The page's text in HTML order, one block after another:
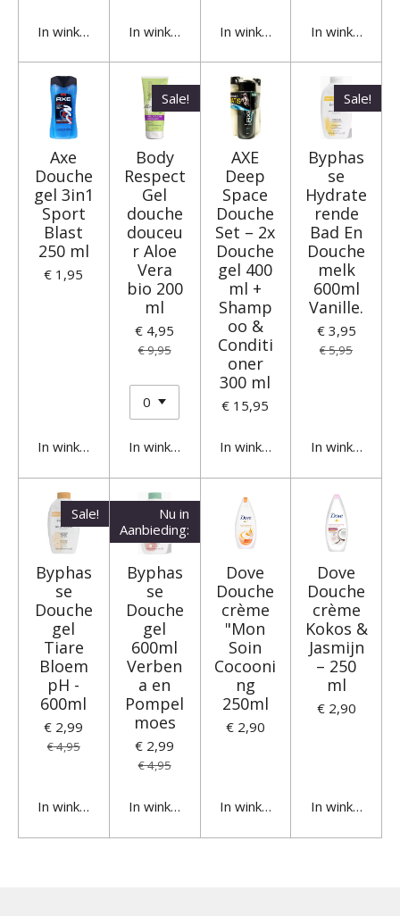
In winkelwagenIn winkelwagenIn winkelwagenIn
Axe
Douche
gel 3in1
Sport
Blast
250 ml
€ 1,95
In winkelwagen
Sale!
Body
Respect
Gel
douche
douceu
r Aloe
Vera
bio 200
ml
€ 4,95
€ 9,95
In winkelwagen
AXE
Deep
Space
Douche
Set – 2x
Douche
gel 400
ml +
Shamp
oo &
Conditi
oner
300 ml
€ 15,95
In winkelwagen
Sale!
Byphas
se
Hydrate
rende
Bad En
Douche
melk
600ml
Vanille.
€ 3,95
€ 5,95
In
Sale!
Byphas
se
Douche
gel
Tiare
Bloem
pH -
600ml
€ 2,99
€ 4,95
In winkelwagen
Nu in
Aanbieding:
Byphas
se
Douche
gel
600ml
Verben
a en
Pompel
moes
€ 2,99
€ 4,95
In winkelwagen
Dove
Douche
crème
"Mon
Soin
Cocooni
ng
250ml
€ 2,90
In winkelwagen
Dove
Douche
crème
Kokos &
Jasmijn
– 250
ml
€ 2,90
In